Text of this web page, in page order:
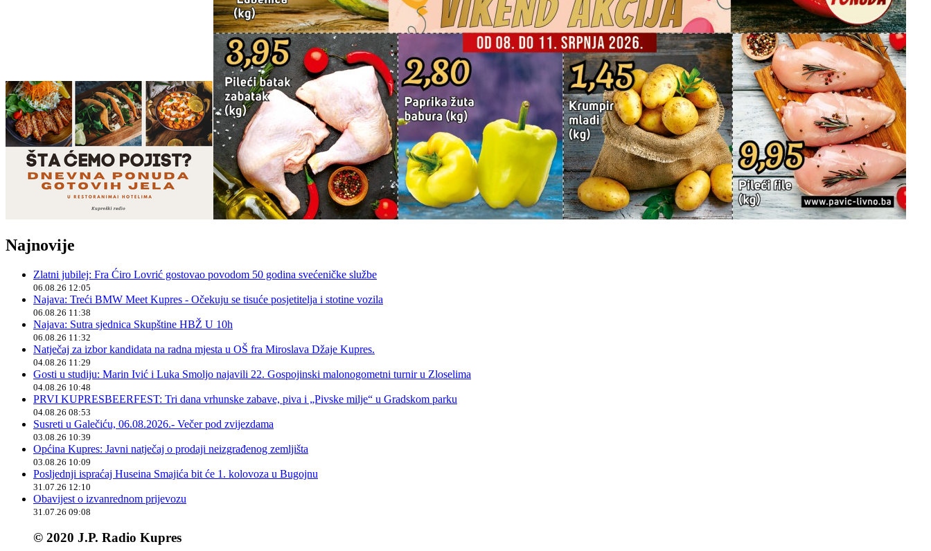
Najnovije
Zlatni jubilej: Fra Ćiro Lovrić gostovao povodom 50 godina svećeničke službe
06.08.26 12:05
Najava: Treći BMW Meet Kupres - Očekuju se tisuće posjetitelja i stotine vozila
06.08.26 11:38
Najava: Sutra sjednica Skupštine HBŽ U 10h
06.08.26 11:32
Natječaj za izbor kandidata na radna mjesta u OŠ fra Miroslava Džaje Kupres.
04.08.26 11:29
Gosti u studiju: Marin Ivić i Luka Smoljo najavili 22. Gospojinski malonogometni turnir u Zloselima
04.08.26 10:48
PRVI KUPRESBEERFEST: Tri dana vrhunske zabave, piva i „Pivske milje“ u Gradskom parku
04.08.26 08:53
Susreti u Galečiću, 06.08.2026.- Večer pod zvijezdama
03.08.26 10:39
Općina Kupres: Javni natječaj o prodaji neizgrađenog zemljišta
03.08.26 10:09
Posljednji ispraćaj Huseina Smajića bit će 1. kolovoza u Bugojnu
31.07.26 12:10
Obavijest o izvanrednom prijevozu
31.07.26 09:08
© 2020 J.P. Radio Kupres